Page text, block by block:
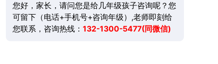
您好，家长，请问您是给几年级孩子咨询呢？您
可留下（电话+手机号+咨询年级）,老师即刻给
您联系，咨询热线： 132-1300-5477(同微信)